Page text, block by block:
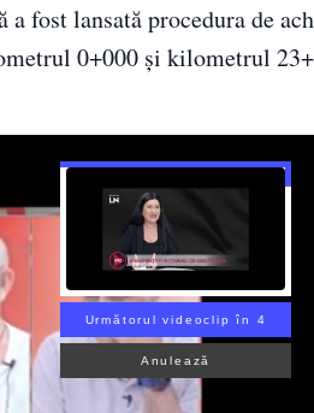
a fost lansată procedura de
0+000 și kilometrul
Următorul videoclip în 3
Anulează